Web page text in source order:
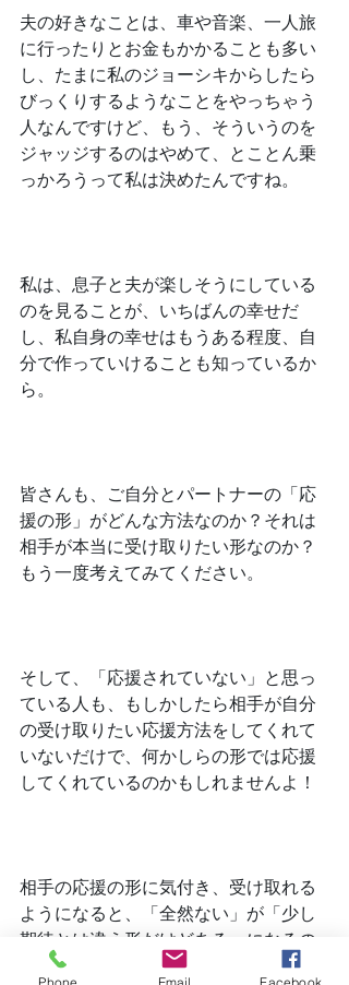
﻿夫の好きなことは、車や音楽、一人旅
に行ったりとお金もかかることも多い
し、たまに私のジョーシキからしたら
びっくりするようなことをやっちゃう
人なんですけど、もう、そういうのを
ジャッジするのはやめて、とことん乗
っかろうって私は決めたんですね。
﻿私は、息子と夫が楽しそうにしている
のを見ることが、いちばんの幸せだ
し、私自身の幸せはもうある程度、自
分で作っていけることも知っているか
ら。
﻿皆さんも、ご自分とパートナーの「応
援の形」がどんな方法なのか？それは
相手が本当に受け取りたい形なのか？
もう一度考えてみてください。
﻿そして、「応援されていない」と思っ
ている人も、もしかしたら相手が自分
の受け取りたい応援方法をしてくれて
いないだけで、何かしらの形では応援
してくれているのかもしれませんよ！
﻿相手の応援の形に気付き、受け取れる
ようになると、「全然ない」が「少し
期待とは違う形だけどある」になるの
で、相手に対して少しは優しい気持ち
Phone Email Facebook